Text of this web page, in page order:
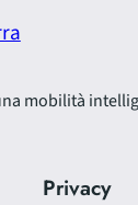
mobilità
Privacy